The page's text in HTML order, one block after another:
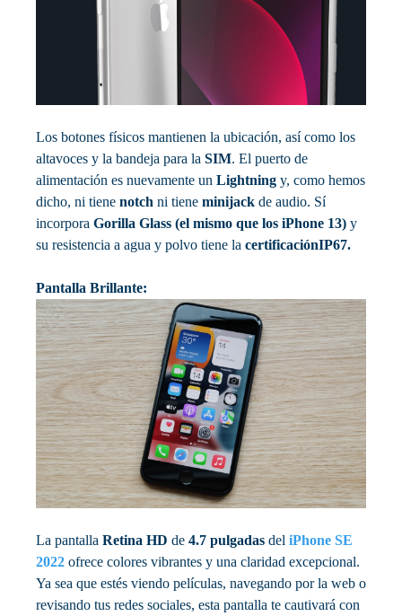
Los botones físicos mantienen la ubicación, así como los
altavoces y la bandeja para la SIM. El puerto de
alimentación es nuevamente un Lightning y, como hemos
dicho, ni tiene notch ni tiene minijack de audio. Sí
incorpora Gorilla Glass (el mismo que los iPhone 13) y
su resistencia a agua y polvo tiene la certificaciónIP67.
Pantalla Brillante:
La pantalla Retina HD de 4.7 pulgadas del iPhone SE
2022 ofrece colores vibrantes y una claridad excepcional.
Ya sea que estés viendo películas, navegando por la web o
revisando tus redes sociales, esta pantalla te cautivará con